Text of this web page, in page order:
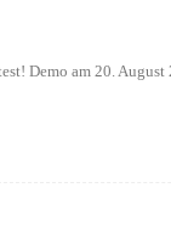
Demo am 20. August